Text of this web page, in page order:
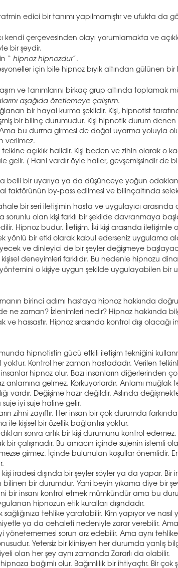
edici bir tanımı yapılmamıştır ve ufukta da
kendi çerçevesinden olayı yorumlamakta ve
bir şeydir.
“ hipnoz hipnozdur”.
için bile hipnoz bıyık altından gülünen
ve tanımlarını birkaç grup altında toplamak
aşağıda özetlemeye çalıştım.
bir hayal kurma şeklidir. Kişi, hipnotist
bir bilinç durumudur. Kişi hipnotik durum
Ama bu durma girmesi de doğal uyarma yoluyla
verilmez.
telkine açıklık halidir. Kişi beden ve zihin olarak o
gelir. ( Hani vardır öyle haller, gevşemişsindir de
belli bir uyarıya ya da düşünceye yoğun
faktörünün by-pass edilmesi ve bilinçaltında
bir seri iletişimin hasta ve uygulayıcı arasında
sorunlu olan kişi farklı bir şekilde davranmaya
Hipnoz budur. İletişim. İki kişi arasında
yönlü bir etki olarak kabul ederseniz uygulama
ve dinleyici de bir şeyler değişmeye
deneyimleri farklıdır. Bu nedenle hipnozu
yöntemini o kişiye uygun şekilde uygulayabilen bir
birinci adımı hastaya hipnoz hakkında
ne zaman? İzlenimleri nedir? Hipnoz hakkında
ve hassastır. Hipnoz sırasında kontrol dışı
hipnotistin gücü etkili iletişim tekniğini
yoktur. Kontrol her zaman hastadadır. Verilen
insanlar hipnoz olur. Bazı insanların
anlamına gelmez. Korkuyorlardır. Anlamı muğlak
vardır. Değişime hazır değildir. Aslında
iyi suje haline gelir.
zihni zayıftır. Her insan bir çok durumda
ile kişisel bir özellik bağlantısı yoktur.
sonra artık bir kişi durumunu kontrol edemez.
çalışmadır. Bu amacın içinde sujenin istemli
girmez. İçinde bulunulan koşullar önemlidir.
kişi iradesi dışında bir şeyler söyler ya da yapar. Bir
bilinen bir durumdur. Yani beyin yıkama diye bir
bir insanı kontrol etmek mümkündür ama bu
hipnozun etik kuralları dışındadır.
sağlığınıza tehlike yaratabilir. Kim yapıyor ve nasıl
ya da cehaleti nedeniyle zarar verebilir. Ama
yönetememesi sorun arz edebilir. Ama aynı
Yetersiz bir klinisyen her durumda yanlış
olan her şey aynı zamanda Zararlı da olabilir.
bağımlı olur. Bağımlılık bir ihtiyaçtır. Bir